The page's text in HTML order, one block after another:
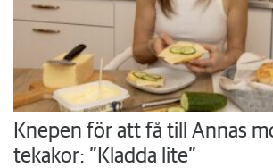
Knepen för att få till Annas
tekakor: ”Kladda lite”